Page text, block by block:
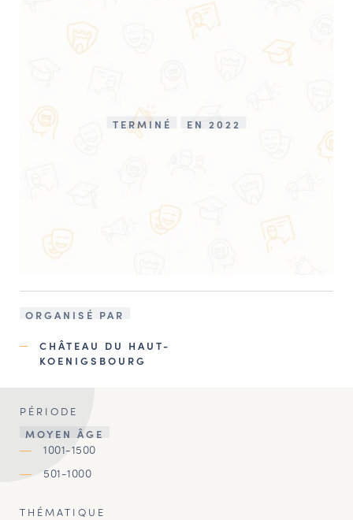
TERMINÉ EN 2022
ORGANISÉ PAR
CHÂTEAU DU HAUT-
KOENIGSBOURG
PÉRIODE
MOYEN ÂGE
1001-1500
501-1000
THÉMATIQUE